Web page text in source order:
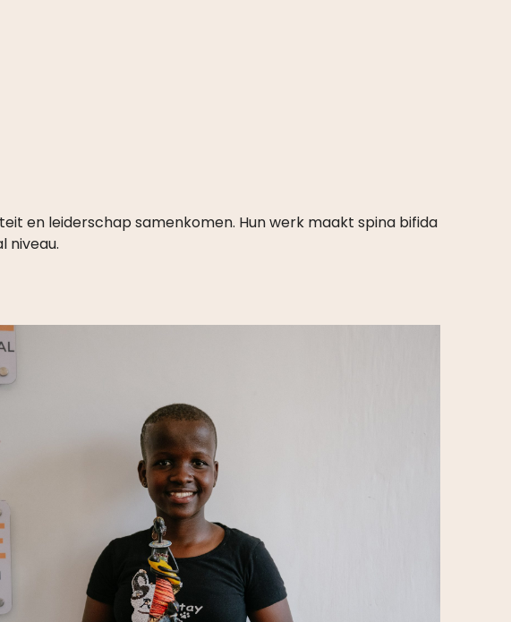
en leiderschap samenkomen. Hun werk maakt spina bifida
niveau.